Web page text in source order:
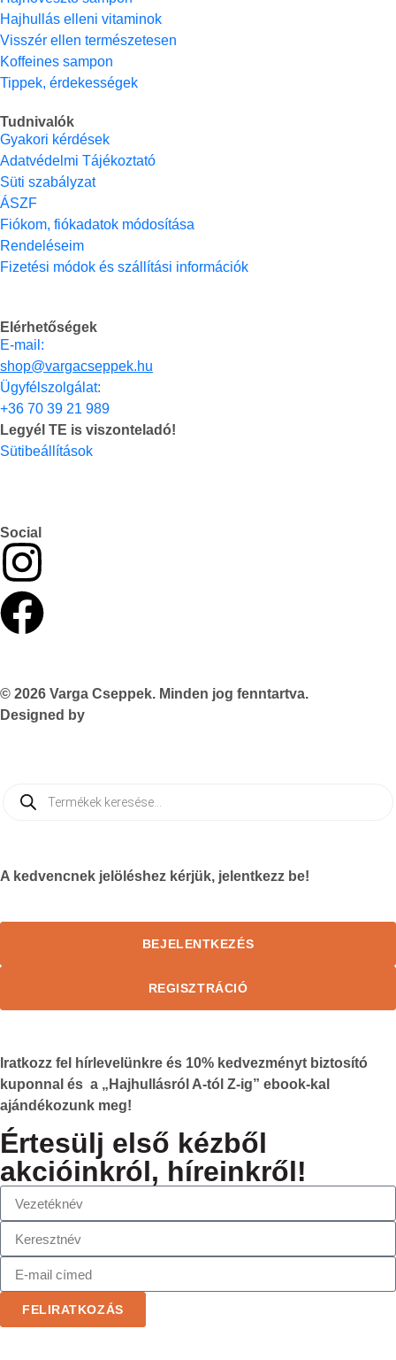
Hajhullás elleni vitaminok
Visszér ellen természetesen
Koffeines sampon
Tippek, érdekességek
Tudnivalók
Gyakori kérdések
Adatvédelmi Tájékoztató
Süti szabályzat
ÁSZF
Fiókom, fiókadatok módosítása
Rendeléseim
Fizetési módok és szállítási információk
Elérhetőségek
E-mail:
shop@vargacseppek.hu
Ügyfélszolgálat:
+36 70 39 21 989
Legyél TE is viszonteladó!
Sütibeállítások
Social
© 2026 Varga Cseppek. Minden jog fenntartva.
Designed by
A kedvencnek jelöléshez kérjük, jelentkezz be!
BEJELENTKEZÉS
REGISZTRÁCIÓ
Iratkozz fel hírlevelünkre és 10% kedvezményt biztosító
kuponnal és a „Hajhullásról A-tól Z-ig” ebook-kal
ajándékozunk meg!
Értesülj első kézből
akcióinkról, híreinkről!
FELIRATKOZÁS